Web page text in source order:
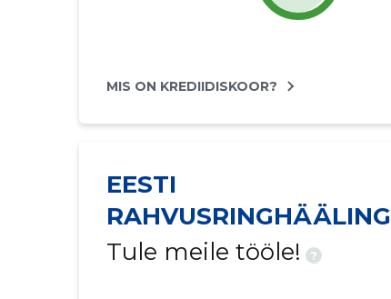
MIS ON KREDIIDISKOOR?
EESTI
RAHVUSRINGHÄÄLING
Tule meile tööle!
?